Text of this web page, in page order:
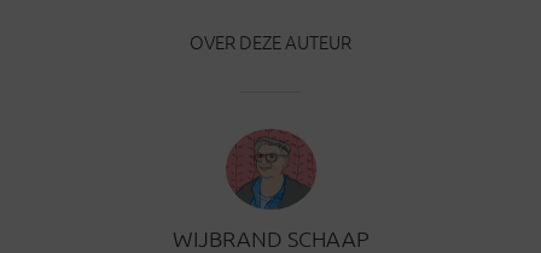
OVER DEZE AUTEUR
WIJBRAND SCHAAP